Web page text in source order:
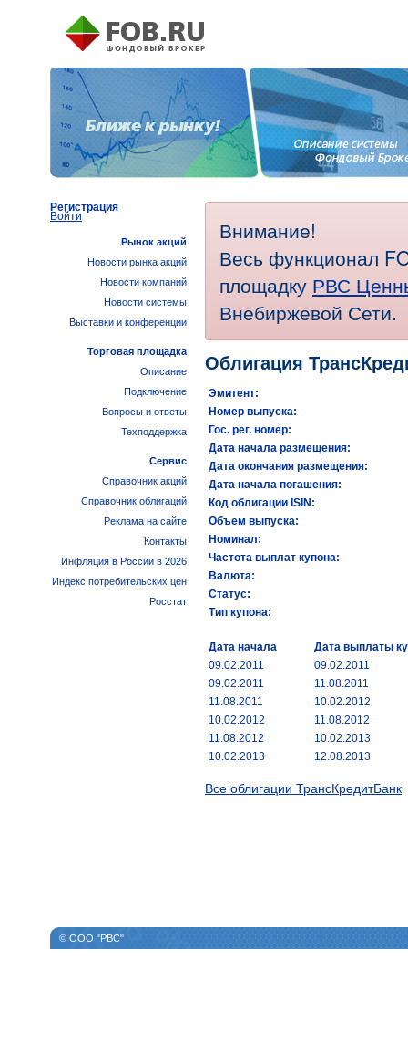
Внимание!
Весь функционал
площадку РВС
Внебиржевой Сети.
Облигация
Эмитент:
Номер выпуска:
Гос. рег. номер:
Дата начала размещения:
Дата окончания размещения:
Дата начала погашения:
Код облигации ISIN:
Объем выпуска:
Номинал:
Частота выплат купона:
Валюта:
Статус:
Тип купона:
Дата начала
Дата выплаты
09.02.2011
09.02.2011
09.02.2011
11.08.2011
11.08.2011
10.02.2012
10.02.2012
11.08.2012
11.08.2012
10.02.2013
10.02.2013
12.08.2013
Все облигации ТрансКредитБанк
Регистрация
Войти
Рынок акций
Новости рынка акций
Новости компаний
Новости системы
Выставки и конференции
Торговая площадка
Описание
Подключение
Вопросы и ответы
Техподдержка
Сервис
Справочник акций
Справочник облигаций
Реклама на сайте
Контакты
Инфляция в России в 2026
Индекс потребительских цен
Росстат
© ООО "РВС"